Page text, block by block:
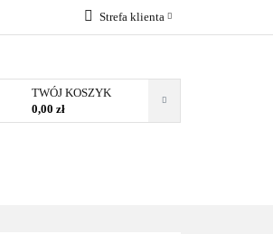
Strefa klienta
Zarejestruj się
TWÓJ KOSZYK
0,00 zł